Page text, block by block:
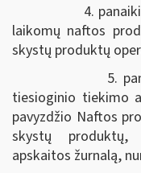
4. panaikinta
laikomų naftos
skystų produktų
5. panaikinta
tiesioginio tiekimo
pavyzdžio Naftos
skystų produktų,
apskaitos žurnalą,